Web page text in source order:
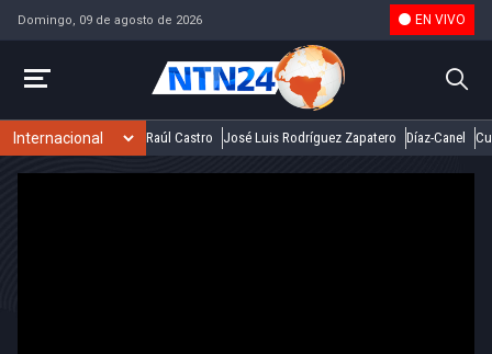
Domingo, 09 de agosto de 2026 EN VIVO
Raúl Castro José Luis Rodríguez Zapatero Díaz-Canel